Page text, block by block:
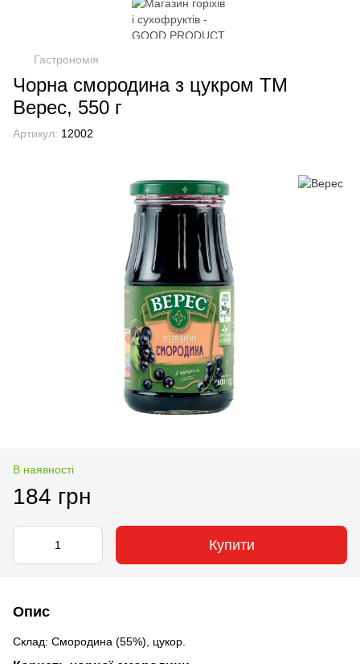
Гастрономія
Чорна смородина з цукром ТМ
Верес, 550 г
Артикул: 12002
В наявності
184 грн
Купити
Опис
Склад: Смородина (55%), цукор.